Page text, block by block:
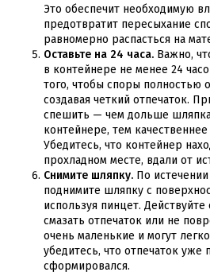
Это обеспечит необходимую
предотвратит пересыхание
равномерно распасться на
Оставьте на 24 часа. Важно,
в контейнере не менее 24
того, чтобы споры полностью
создавая четкий отпечаток.
спешить — чем дольше шляпка
контейнере, тем качественнее
Убедитесь, что контейнер
прохладном месте, вдали от
Снимите шляпку. По
поднимите шляпку с
используя пинцет.
смазать отпечаток или не
очень маленькие и могут
убедитесь, что отпечаток уже
сформировался.